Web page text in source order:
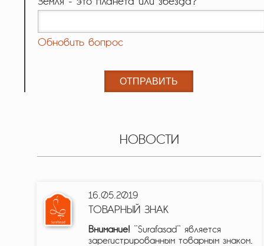
Обновить вопрос
НОВОСТИ
16.05.2019
ТОВАРНЫЙ ЗНАК
Внимание! "Surafasad" является
зарегистрированным товарным знаком.